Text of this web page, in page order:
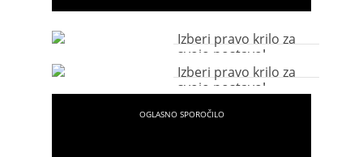
Izberi pravo krilo za
svojo postavo!
Izberi pravo krilo za
svojo postavo!